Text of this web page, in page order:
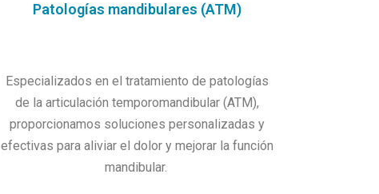
Patologías mandibulares (ATM)
Especializados en el tratamiento de patologías
de la articulación temporomandibular (ATM),
proporcionamos soluciones personalizadas y
efectivas para aliviar el dolor y mejorar la función
mandibular.